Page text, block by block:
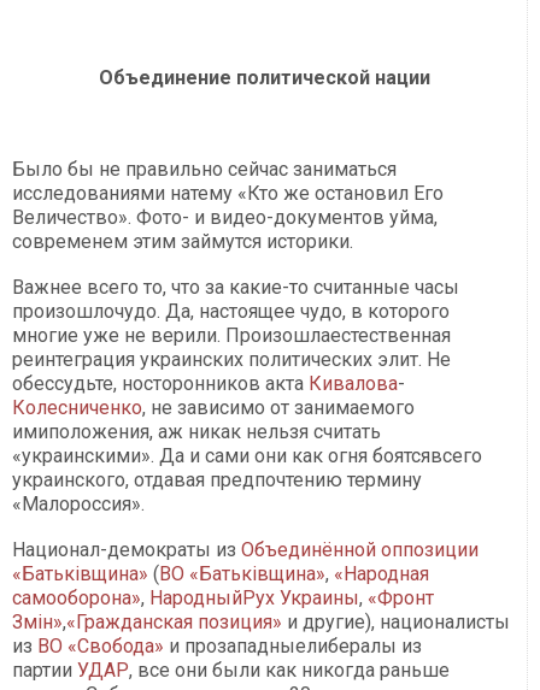
Объединение политической нации
Было бы не правильно сейчас заниматься
исследованиями натему «Кто же остановил Его
Величество». Фото- и видео-документов уйма,
современем этим займутся историки.
Важнее всего то, что за какие-то считанные часы
произошлочудо. Да, настоящее чудо, в которого
многие уже не верили. Произошлаестественная
реинтеграция украинских политических элит. Не
обессудьте, носторонников акта Кивалова-
Колесниченко, не зависимо от занимаемого
имиположения, аж никак нельзя считать
«украинскими». Да и сами они как огня боятсявсего
украинского, отдавая предпочтению термину
«Малороссия».
Национал-демократы из Объединённой оппозиции
« Батьківщина» ( ВО « Батьківщина», «Народная
самооборона», НародныйРух Украины, «Фронт
Змін»,«Гражданская позиция» и другие), националисты
из ВО «Свобода» и прозападныелибералы из
партии УДАР, все они были как никогда раньше